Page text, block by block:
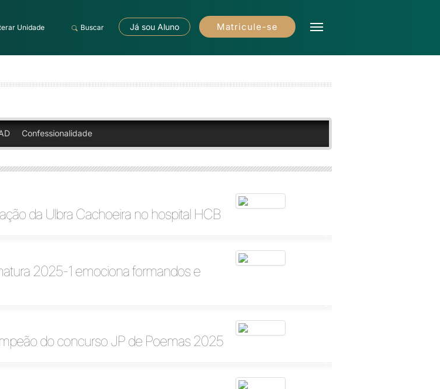
Unidade Buscar Já sou Aluno Matricule-se
Confessionalidade
da Ulbra Cachoeira no hospital HCB
2025-1 emociona formandos e
do concurso JP de Poemas 2025